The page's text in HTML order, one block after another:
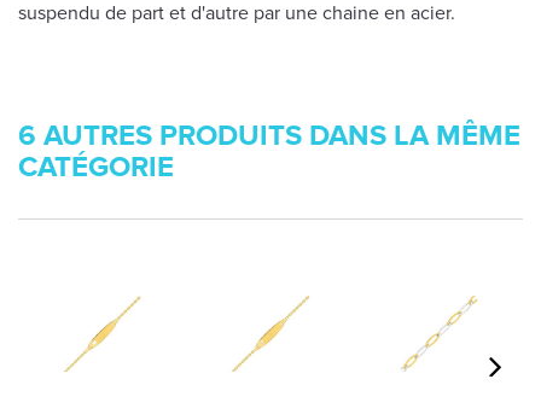
suspendu de part et d'autre par une chaine en acier.
6 AUTRES PRODUITS DANS LA MÊME
CATÉGORIE